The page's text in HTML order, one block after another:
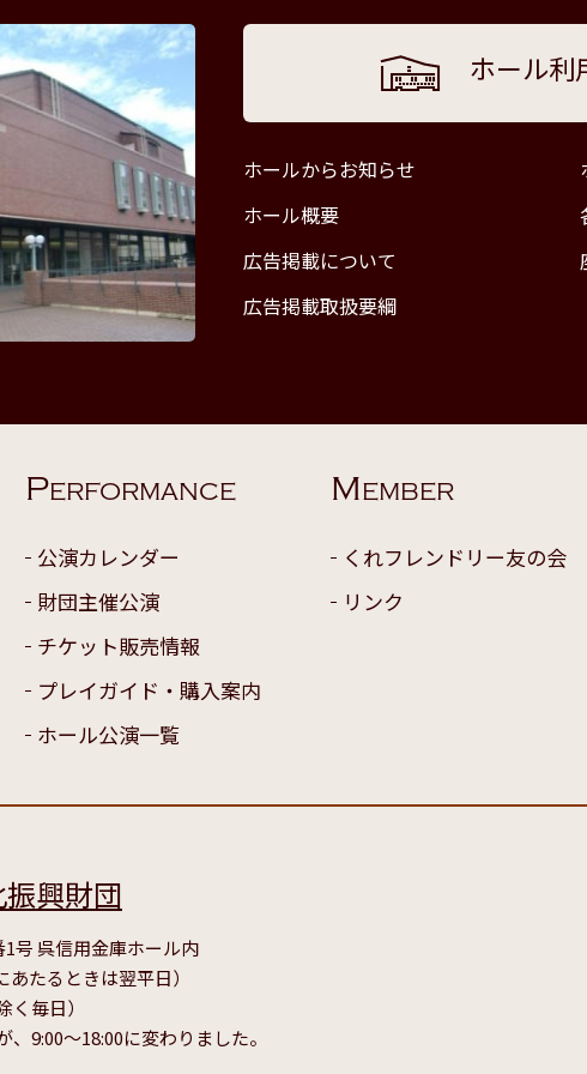
ホール利
ホールからお知らせ
ホール概要
広告掲載について
広告掲載取扱要綱
PERFORMANCE
公演カレンダー
財団主催公演
チケット販売情報
プレイガイド・購入案内
ホール公演一覧
MEMBER
くれフレンドリー友の会
リンク
興財団
号 呉信用金庫ホール内
たるときは翌平日）
毎日）
9:00～18:00に変わりました。